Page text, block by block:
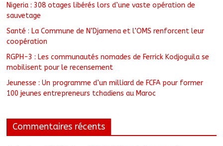
Nigeria : 308 otages libérés lors d’une vaste opération de
sauvetage
Santé : La Commune de N’Djamena et l’OMS renforcent leur
coopération
RGPH-3 : Les communautés nomades de Ferrick Kodjoguila se
mobilisent pour le recensement
Jeunesse : Un programme d’un milliard de FCFA pour former
100 jeunes entrepreneurs tchadiens au Maroc
Commentaires récents